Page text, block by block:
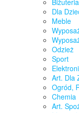
Biżuteria
Dla
Meble
Odzież
Sport
Art. Dla
Ogród,
Chemia
Art.